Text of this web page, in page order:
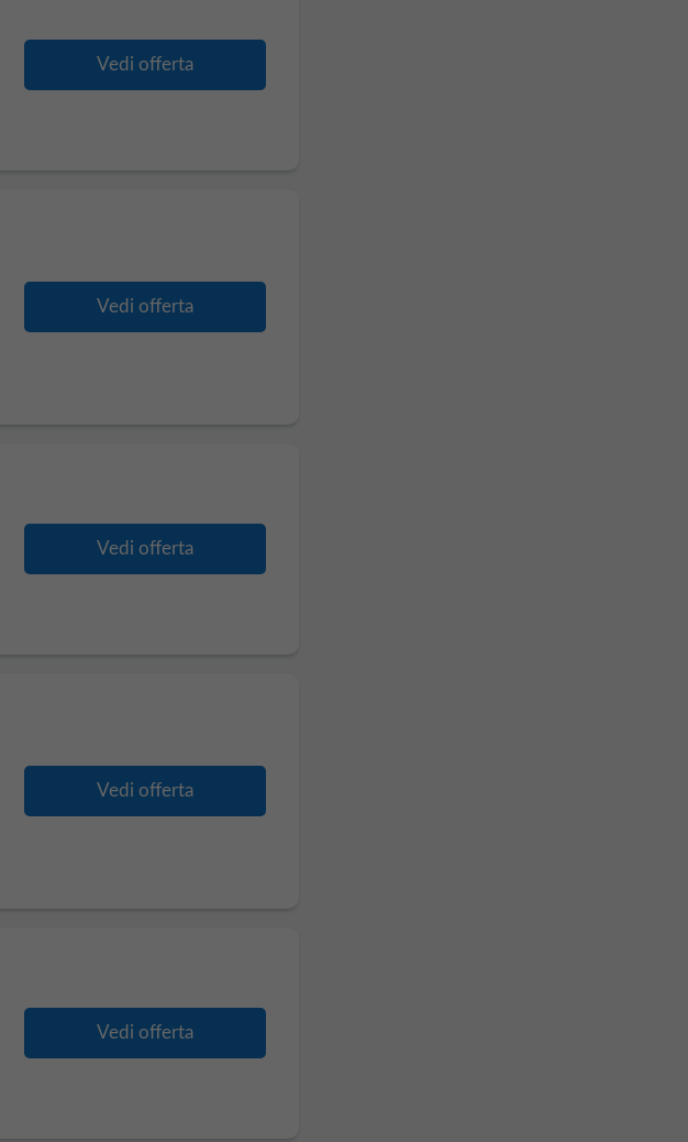
Vedi offerta
Vedi offerta
Vedi offerta
Vedi offerta
Vedi offerta